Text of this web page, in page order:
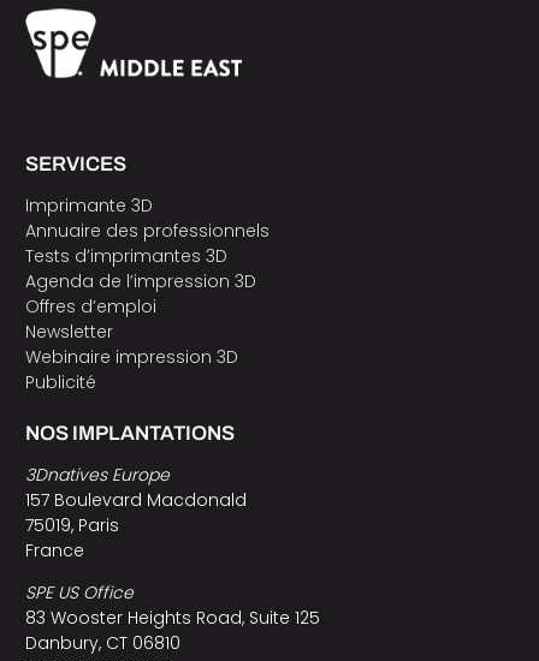
SERVICES
Imprimante 3D
Annuaire des professionnels
Tests d’imprimantes 3D
Agenda de l’impression 3D
Offres d’emploi
Newsletter
Webinaire impression 3D
Publicité
NOS IMPLANTATIONS
3Dnatives Europe
157 Boulevard Macdonald
75019, Paris
France
SPE US Office
83 Wooster Heights Road, Suite 125
Danbury, CT 06810